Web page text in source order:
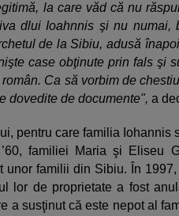
la care văd că nu
dlui Ioahnnis şi nu numai,
de la Sibiu, adusă
case obţinute prin fals şi
Ca să vorbim de
dovedite de documente", a
pentru care familia Iohannis
familiei Maria şi Eliseu
unor familii din Sibiu. În
lor de proprietate a fost
a susţinut că este nepot al